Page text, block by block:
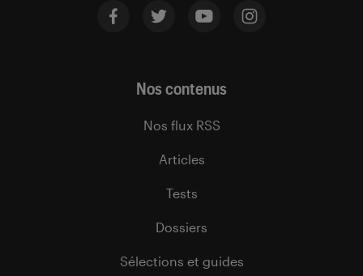
Nos contenus
Nos flux RSS
Articles
Tests
Dossiers
Sélections et guides